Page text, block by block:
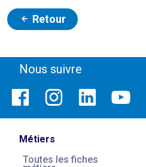
Retour
Nous suivre
Métiers
Toutes les fiches